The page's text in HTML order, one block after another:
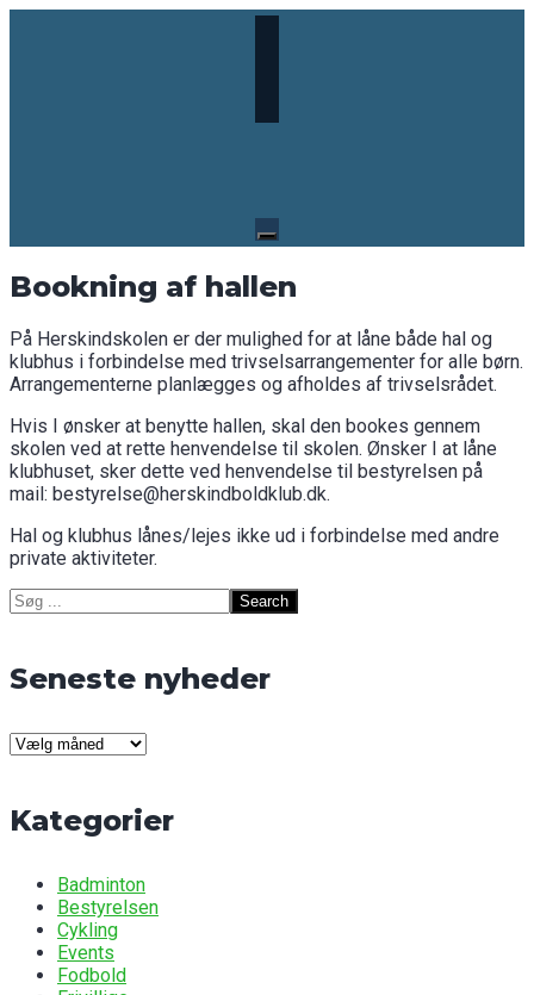
Bookning af hallen
På Herskindskolen er der mulighed for at låne både hal og
klubhus i forbindelse med trivselsarrangementer for alle børn.
Arrangementerne planlægges og afholdes af trivselsrådet.
Hvis I ønsker at benytte hallen, skal den bookes gennem
skolen ved at rette henvendelse til skolen. Ønsker I at låne
klubhuset, sker dette ved henvendelse til bestyrelsen på
mail: bestyrelse@herskindboldklub.dk.
Hal og klubhus lånes/lejes ikke ud i forbindelse med andre
private aktiviteter.
Search
for:
Seneste nyheder
Seneste
Kategorier
Badminton
Bestyrelsen
Cykling
Events
Fodbold